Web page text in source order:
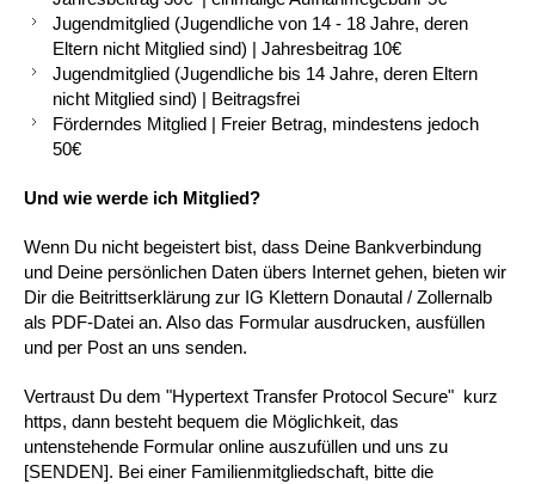
Jugendmitglied (Jugendliche von 14 - 18 Jahre, deren
Eltern nicht Mitglied sind) | Jahresbeitrag 10€
Jugendmitglied (Jugendliche bis 14 Jahre, deren Eltern
nicht Mitglied sind) | Beitragsfrei
Förderndes Mitglied | Freier Betrag, mindestens jedoch
50€
Und wie werde ich Mitglied?
Wenn Du nicht begeistert bist, dass Deine Bankverbindung
und Deine persönlichen Daten übers Internet gehen, bieten wir
Dir die Beitrittserklärung zur IG Klettern Donautal / Zollernalb
als PDF-Datei an. Also das Formular ausdrucken, ausfüllen
und per Post an uns senden.
Vertraust Du dem "Hypertext Transfer Protocol Secure" kurz
https, dann besteht bequem die Möglichkeit, das
untenstehende Formular online auszufüllen und uns zu
[SENDEN]. Bei einer Familienmitgliedschaft, bitte die